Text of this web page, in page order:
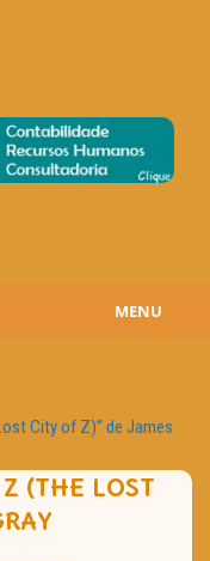
MENU
City of Z)” de James
(THE LOST